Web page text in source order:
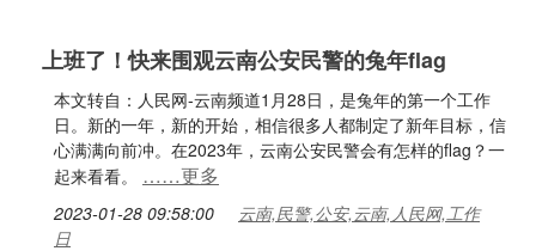
上班了！快来围观云南公安民警的兔年flag
本文转自：人民网-云南频道1月28日，是兔年的第一个工作
日。新的一年，新的开始，相信很多人都制定了新年目标，信
心满满向前冲。在2023年，云南公安民警会有怎样的flag？一
起来看看。 ……更多
2023-01-28 09:58:00
云南,民警,公安,云南,人民网,工作
日